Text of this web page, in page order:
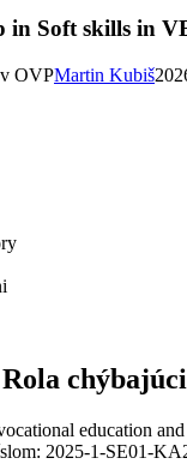
in Soft skills in
OVPMartin Kubiš
education
2025-1-SE01-